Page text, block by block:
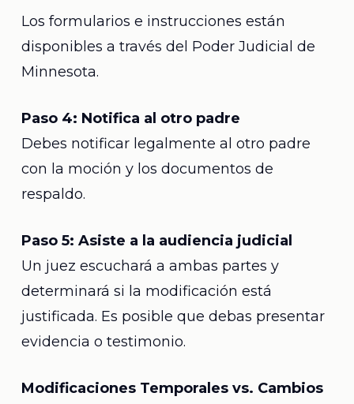
Los formularios e instrucciones están
disponibles a través del Poder Judicial de
Minnesota.
Paso 4: Notifica al otro padre
Debes notificar legalmente al otro padre
con la moción y los documentos de
respaldo.
Paso 5: Asiste a la audiencia judicial
Un juez escuchará a ambas partes y
determinará si la modificación está
justificada. Es posible que debas presentar
evidencia o testimonio.
Modificaciones Temporales vs. Cambios